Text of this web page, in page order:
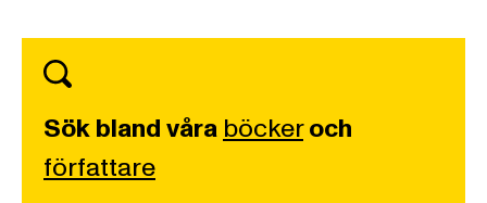
Sök bland våra böckeroch
författare